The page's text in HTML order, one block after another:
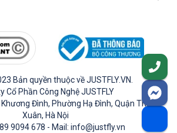
Bản quyền thuộc về JUSTFLY.VN.
Cổ Phần Công Nghệ JUSTFLY
Đình, Phường Hạ Đình, Quận Thanh
Xuân, Hà Nội
9094 678 - Mail: info@justfly.vn